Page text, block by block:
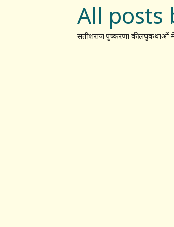
All posts
सतीशराज पुष्करणा की लघुकथाओं में